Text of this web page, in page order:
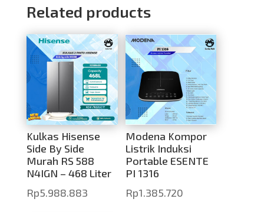
Related products
Kulkas Hisense
Side By Side
Murah RS 588
N4IGN – 468 Liter
Rp5.988.883
Modena Kompor
Listrik Induksi
Portable ESENTE
PI 1316
Rp1.385.720